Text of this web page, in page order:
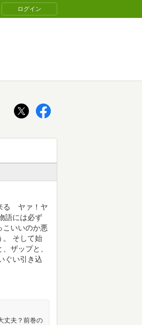
ログイン
る ヤァ！ヤ
語には必ず
こいいのか悪
。 そして始
ザップと、
ぐい引き込
丈夫？前巻の